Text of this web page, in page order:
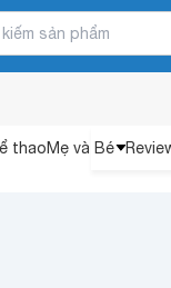
thaoMẹ và Bé